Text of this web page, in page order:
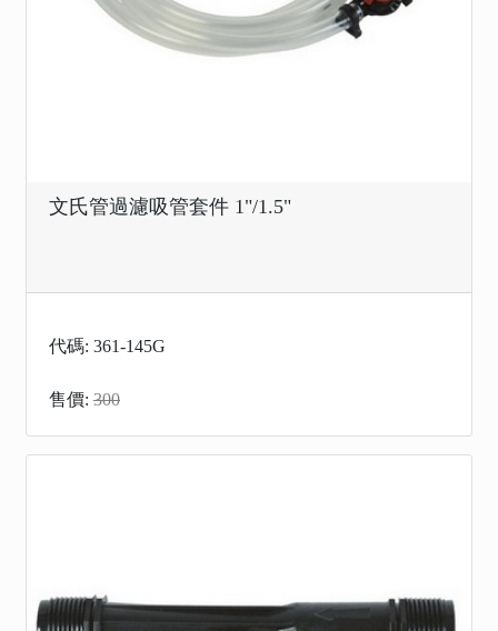
文氏管過濾吸管套件 1"/1.5"
代碼: 361-145G
售價: 300